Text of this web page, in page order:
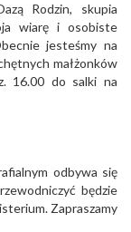
Rodzin, skupia
wiarę i osobiste
jesteśmy na
małżonków
16.00 do salki na
odbywa się
będzie
Zapraszamy